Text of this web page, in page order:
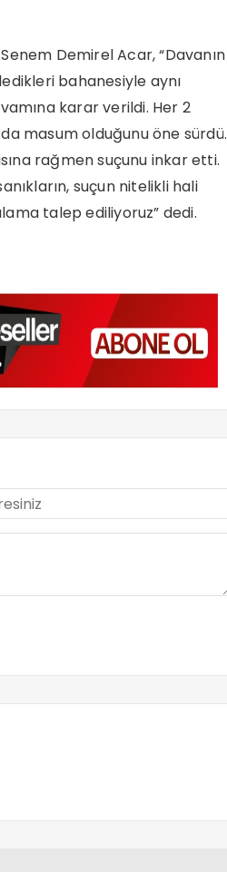
Demirel Acar, “Davanın
bahanesiyle aynı
karar verildi. Her 2
masum olduğunu öne sürdü.
rağmen suçunu inkar etti.
suçun nitelikli hali
talep ediliyoruz” dedi.